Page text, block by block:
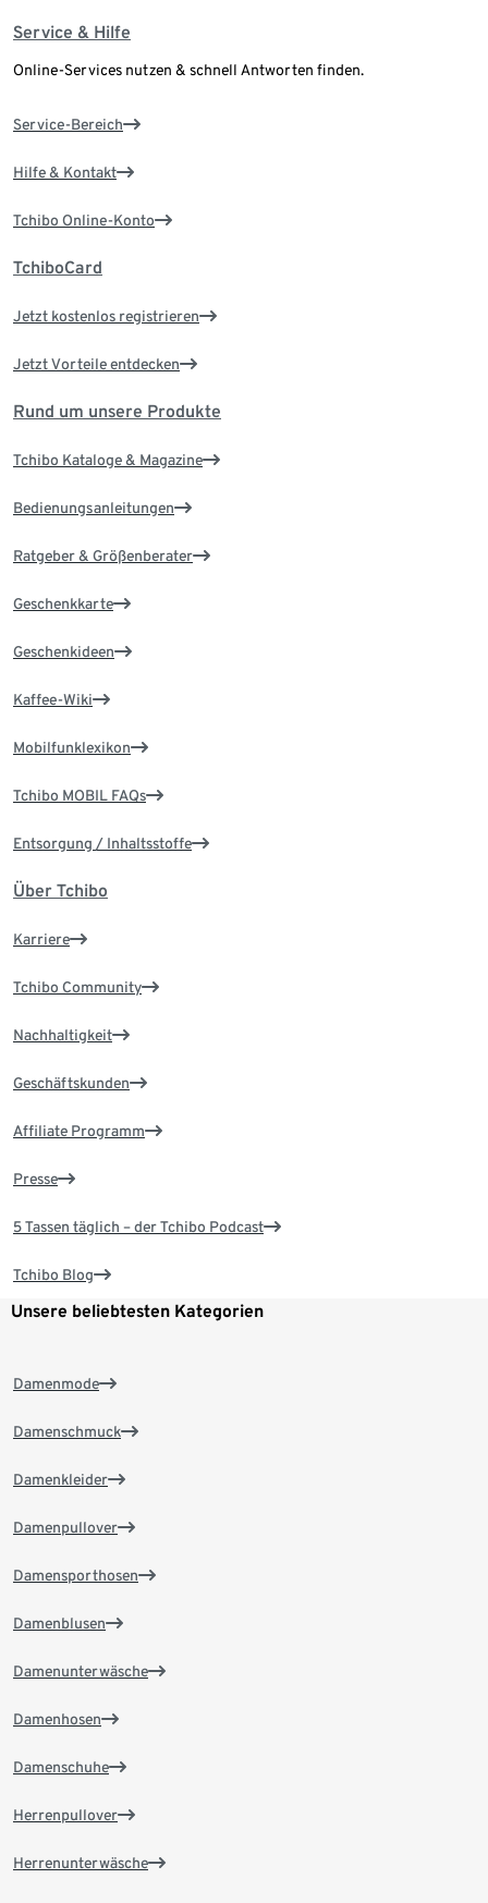
Service & Hilfe
Online-Services nutzen & schnell Antworten finden.
Service-Bereich
Hilfe & Kontakt
Tchibo Online-Konto
TchiboCard
Jetzt kostenlos registrieren
Jetzt Vorteile entdecken
Rund um unsere Produkte
Tchibo Kataloge & Magazine
Bedienungsanleitungen
Ratgeber & Größenberater
Geschenkkarte
Geschenkideen
Kaffee-Wiki
Mobilfunklexikon
Tchibo MOBIL FAQs
Entsorgung / Inhaltsstoffe
Über Tchibo
Karriere
Tchibo Community
Nachhaltigkeit
Geschäftskunden
Affiliate Programm
Presse
5 Tassen täglich – der Tchibo Podcast
Tchibo Blog
Unsere beliebtesten Kategorien
Damenmode
Damenschmuck
Damenkleider
Damenpullover
Damensporthosen
Damenblusen
Damenunterwäsche
Damenhosen
Damenschuhe
Herrenpullover
Herrenunterwäsche